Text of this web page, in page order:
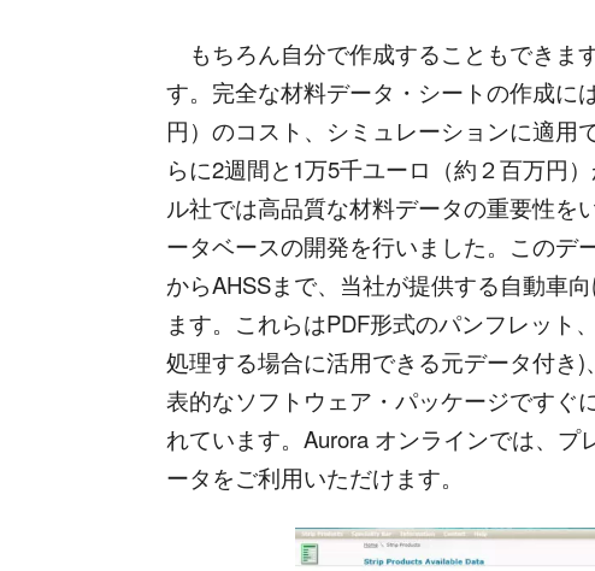
もちろん自分で作成することもできま
す。完全な材料データ・シートの作成に
円）のコスト、シミュレーションに適用
らに2週間と1万5千ユーロ（約２百万円
ル社では高品質な材料データの重要性を
ータベースの開発を行いました。このデ
からAHSSまで、当社が提供する自動車
ます。これらはPDF形式のパンフレット
処理する場合に活用できる元データ付き
表的なソフトウェア・パッケージですぐ
れています。Aurora オンラインでは、
ータをご利用いただけます。